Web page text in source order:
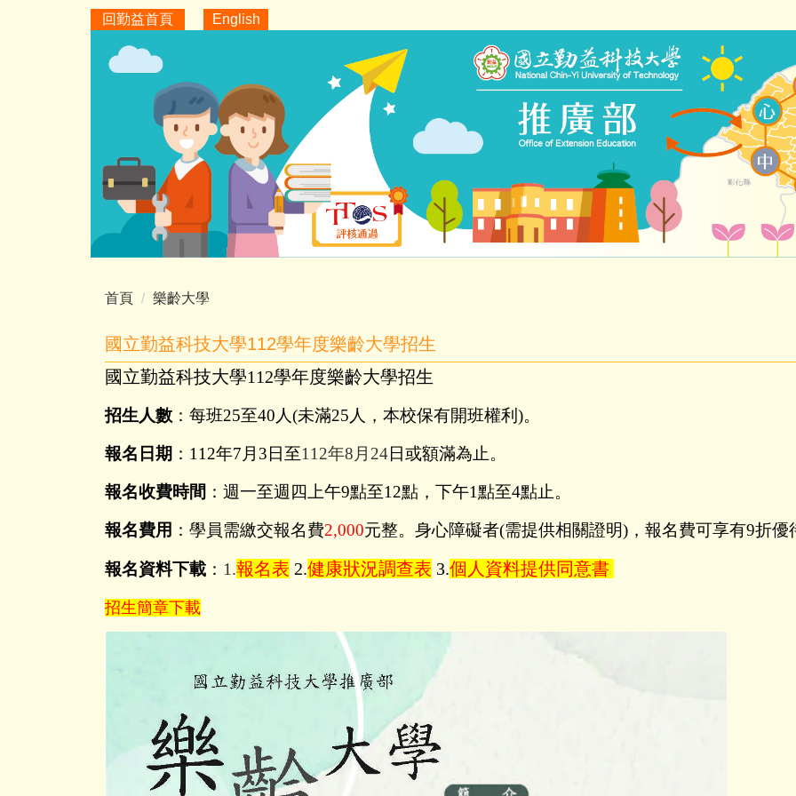
回勤益首頁 English
首頁 樂齡大學
國立勤益科技大學112學年度樂齡大學招生
國立勤益科技大學112學年度樂齡大學招生
招生人數 ： 每班25至40 人(未滿25 人，本校保有開班權利 )。
報名日期 ： 112年7 月 3 日至112年8 月 24日或額滿為止。
報名收費時間 ：週一至週四上午9點至12點，下午1點至4點止。
報名費用 ： 學員需繳交報名費2,000元整。 身心障礙者(需提供相關證明) ，報名費可享有9折優
報名資料下載 ： 1.報名表 2.健康狀況調查表 3.個人資料提供同意書
招生簡章下載